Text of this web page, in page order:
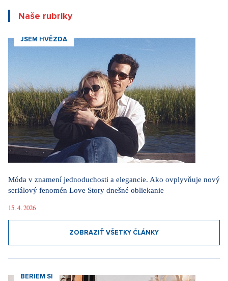
Naše rubriky
JSEM HVĚZDA
Móda v znamení jednoduchosti a elegancie. Ako ovplyvňuje nový
seriálový fenomén Love Story dnešné obliekanie
15. 4. 2026
ZOBRAZIŤ VŠETKY ČLÁNKY
BERIEM SI